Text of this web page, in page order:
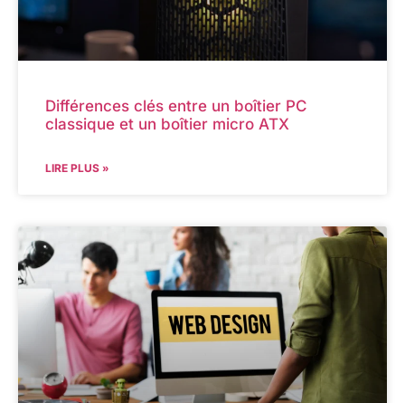
Différences clés entre un boîtier PC
classique et un boîtier micro ATX
LIRE PLUS »